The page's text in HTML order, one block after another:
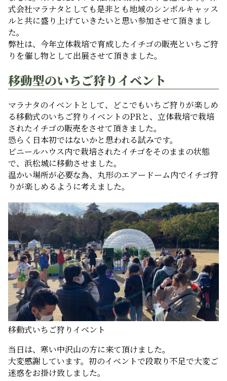
式会社マラナタとしても是非とも地域のシンボルキャッス
ルと共に盛り上げていきたいと思い参加させて頂きまし
た。
弊社は、今年立体栽培で育成したイチゴの販売といちご狩
りを催し物として出展させて頂きました。
移動型のいちご狩りイベント
マラナタのイベントとして、どこでもいちご狩りが楽しめ
る移動式のいちご狩りイベントのPRと、立体栽培で栽培
されたイチゴの販売をさせて頂きました。
恐らく日本初ではないかと思われる試みです。
ビニールハウス内で栽培されたイチゴをそのままの状態
で、浜松城に移動させました。
温かい場所が必要な為、丸形のエアードーム内でイチゴ狩
りが楽しめるように考えました。
移動式いちご狩りイベント
当日は、寒い中沢山の方に来て頂けました。
大変感謝しています。初のイベントで段取り不足で大変ご
迷惑をお掛け致しました。